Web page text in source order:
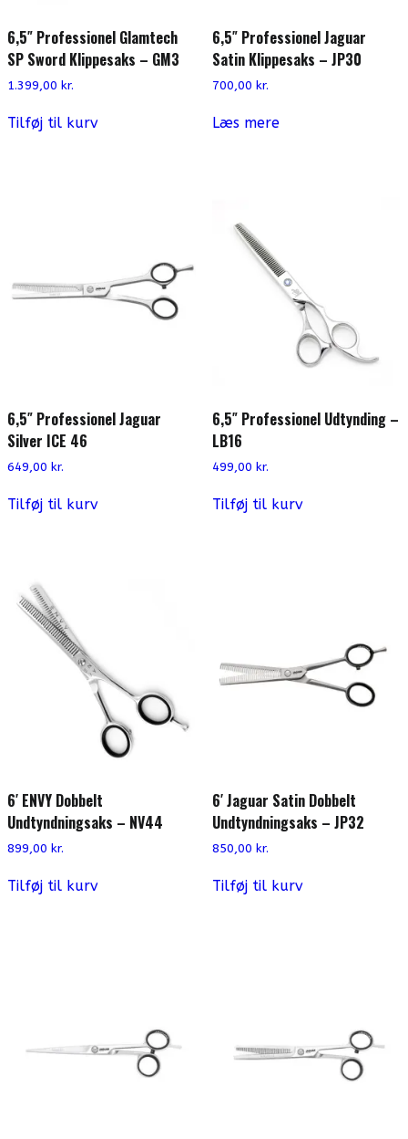
6,5″ Professionel Glamtech
SP Sword Klippesaks – GM3
1.399,00 kr.
Tilføj til kurv
6,5″ Professionel Jaguar
Satin Klippesaks – JP30
700,00 kr.
Læs mere
6,5″ Professionel Jaguar
Silver ICE 46
649,00 kr.
Tilføj til kurv
6,5″ Professionel Udtynding –
LB16
499,00 kr.
Tilføj til kurv
6′ ENVY Dobbelt
Undtyndningsaks – NV44
899,00 kr.
Tilføj til kurv
6′ Jaguar Satin Dobbelt
Undtyndningsaks – JP32
850,00 kr.
Tilføj til kurv